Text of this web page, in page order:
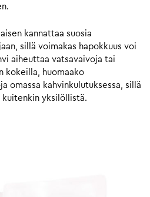
kannattaa suosia
sillä voimakas hapokkuus voi
aiheuttaa vatsavaivoja tai
kokeilla, huomaako
omassa kahvinkulutuksessa, sillä
kuitenkin yksilöllistä.